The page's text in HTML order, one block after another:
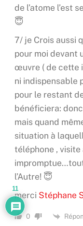
de l’atome l’est
😇
7/ je Crois aussi
pour moi devant
œuvre ( de cette
ni indispensable
pour le restant
bénéficiera:
mais quand
situation à
téléphone ,
l’Autre! 😇
merci Stéphane
0
11